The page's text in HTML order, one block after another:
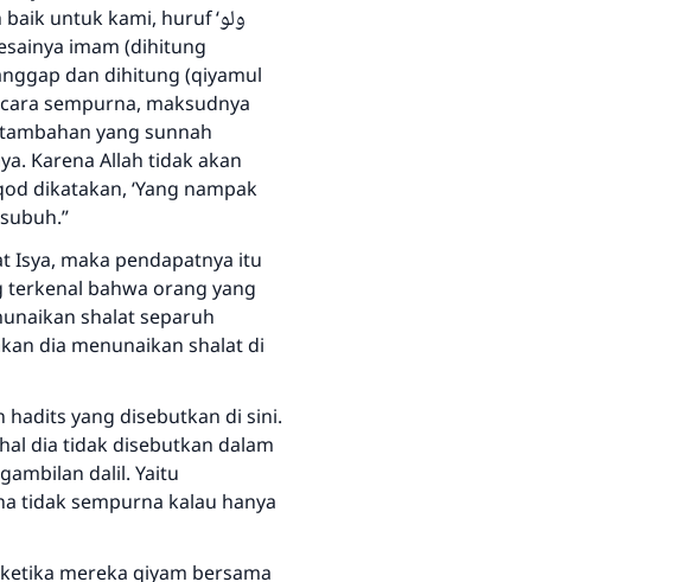
untuk kami, huruf ‘ولو
imam (dihitung
dan dihitung (qiyamul
sempurna, maksudnya
yang sunnah
Karena Allah tidak akan
dikatakan, ‘Yang nampak
Isya, maka pendapatnya itu
bahwa orang yang
shalat separuh
dia menunaikan shalat di
yang disebutkan di sini.
dia tidak disebutkan dalam
dalil. Yaitu
tidak sempurna kalau hanya
mereka qiyam bersama